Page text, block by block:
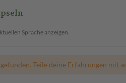
Sprache anzeigen.
Teile deine Erfahrungen mit